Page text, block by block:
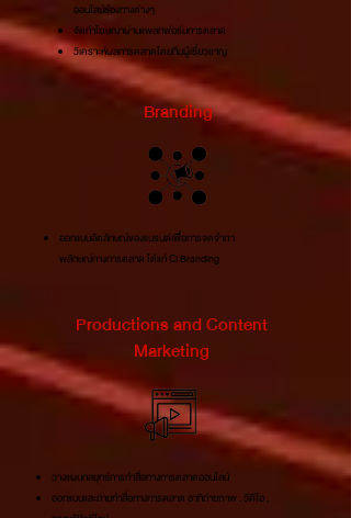
ออนไลนชองทางตางๆ
จัดทำโฆษณาผานแพลทฟอรมการตลาด
วิเคราะหผลการตลาดโดยทีมผูเชี่ยวชาญ
Branding
ออกแบบอัตลักษณของแบรนดเพื่อการจดจำภา
พลักษณทางการตลาด ไดแก CI Branding
Productions and Content
Marketing
วางแผนกลยุทธการทำสื่อทางการตลาดออนไลน์
ออกแบบและถายทำสื่อทางการตลาด อาทิถายภาพ , วีดีโอ ,